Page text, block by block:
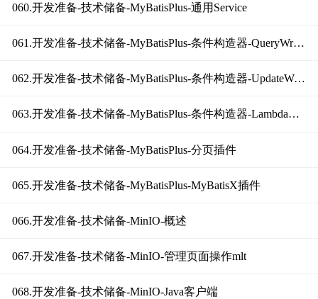
060.开发准备-技术储备-MyBatisPlus-通用Service
061.开发准备-技术储备-MyBatisPlus-条件构造器-QueryWrapper
062.开发准备-技术储备-MyBatisPlus-条件构造器-UpdateWrapper
063.开发准备-技术储备-MyBatisPlus-条件构造器-Lambda版本
064.开发准备-技术储备-MyBatisPlus-分页插件
065.开发准备-技术储备-MyBatisPlus-MyBatisX插件
066.开发准备-技术储备-MinIO-概述
067.开发准备-技术储备-MinIO-管理页面操作mlt
068.开发准备-技术储备-MinIO-Java客户端